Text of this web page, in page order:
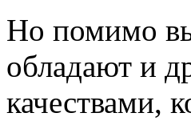
Но помимо
обладают и
качествами,